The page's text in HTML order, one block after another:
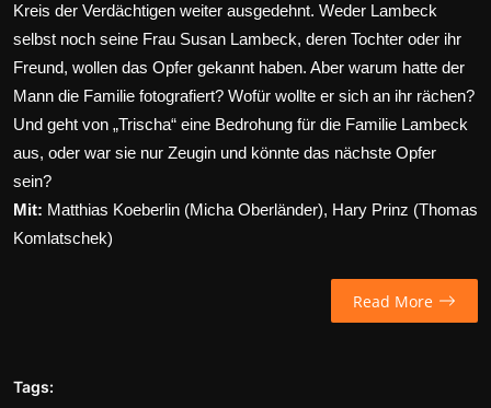
Kreis der Verdächtigen weiter ausgedehnt. Weder Lambeck
selbst noch seine Frau Susan Lambeck, deren Tochter oder ihr
Freund, wollen das Opfer gekannt haben. Aber warum hatte der
Mann die Familie fotografiert? Wofür wollte er sich an ihr rächen?
Und geht von „Trischa“ eine Bedrohung für die Familie Lambeck
aus, oder war sie nur Zeugin und könnte das nächste Opfer
sein?
Mit: Matthias Koeberlin (Micha Oberländer), Hary Prinz (Thomas
Komlatschek)
Read More
Tags: